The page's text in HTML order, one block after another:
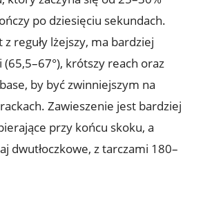
po dziesięciu sekundach.
z reguły lżejszy, ma bardziej
(65,5–67°), krótszy reach oraz
by być zwinniejszym na
Zawieszenie jest bardziej
przy końcu skoku, a
dwutłoczkowe, z tarczami 180–